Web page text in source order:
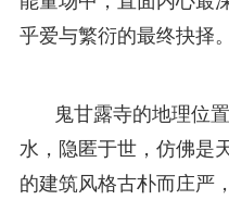
乎爱与繁衍的最终抉择。
鬼甘露寺的地理位
水，隐匿于世，仿佛是
的建筑风格古朴而庄严